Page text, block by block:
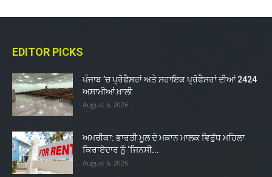
EDITOR PICKS
ਪੰਜਾਬ ’ਚ ਪ੍ਰੋਫੈਸਰਾਂ ਅਤੇ ਸਹਾਇਕ ਪ੍ਰੋਫੈਸਰਾਂ ਦੀਆਂ 2424
ਅਸਾਮੀਆਂ ਖ਼ਾਲੀ
August 6, 2026
ਅਮਰੀਕਾ: ਭਾਰਤੀ ਮੂਲ ਦੇ ਮਕਾਨ ਮਾਲਕ ਵਿਰੁੱਧ ਮਹਿਲਾ
ਕਿਰਾਏਦਾਰ ਨੂੰ ‘ਜਿਨਸੀ...
August 6, 2026